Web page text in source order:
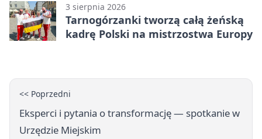
3 sierpnia 2026
Tarnogórzanki tworzą całą żeńską
kadrę Polski na mistrzostwa Europy
<< Poprzedni
Eksperci i pytania o transformację — spotkanie w
Urzędzie Miejskim